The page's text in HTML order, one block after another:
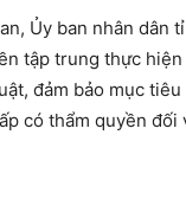
Ủy ban nhân dân
tập trung thực
đảm bảo mục
có thẩm quyền